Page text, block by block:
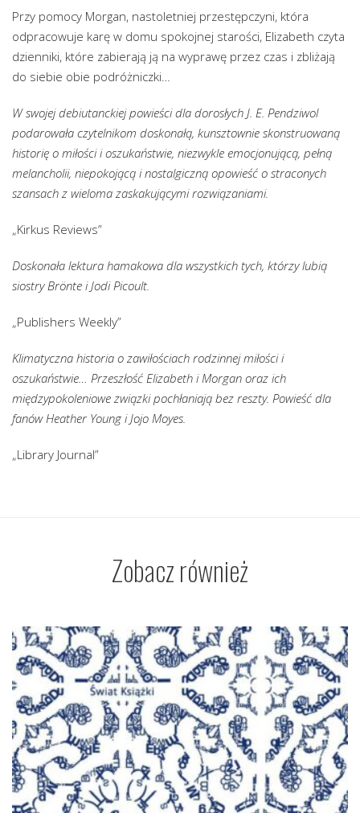
Przy pomocy Morgan, nastoletniej przestępczyni, która
odpracowuje karę w domu spokojnej starości, Elizabeth czyta
dzienniki, które zabierają ją na wyprawę przez czas i zbliżają
do siebie obie podróżniczki…
W swojej debiutanckiej powieści dla dorosłych J. E. Pendziwol
podarowała czytelnikom doskonałą, kunsztownie skonstruowaną
historię o miłości i oszukaństwie, niezwykle emocjonującą, pełną
melancholii, niepokojącą i nostalgiczną opowieść o straconych
szansach z wieloma zaskakującymi rozwiązaniami.
„Kirkus Reviews”
Doskonała lektura hamakowa dla wszystkich tych, którzy lubią
siostry Brönte i Jodi Picoult.
„Publishers Weekly”
Klimatyczna historia o zawiłościach rodzinnej miłości i
oszukaństwie… Przeszłość Elizabeth i Morgan oraz ich
międzypokoleniowe związki pochłaniają bez reszty. Powieść dla
fanów Heather Young i Jojo Moyes.
„Library Journal”
Zobacz również